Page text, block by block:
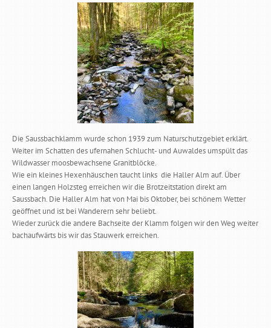
Die Saussbachklamm wurde schon 1939 zum Naturschutzgebiet erklärt.
Weiter im Schatten des ufernahen Schlucht- und Auwaldes umspült das
Wildwasser moosbewachsene Granitblöcke.
Wie ein kleines Hexenhäuschen taucht links die Haller Alm auf. Über
einen langen Holzsteg erreichen wir die Brotzeitstation direkt am
Saussbach. Die Haller Alm hat von Mai bis Oktober, bei schönem Wetter
geöffnet und ist bei Wanderern sehr beliebt.
Wieder zurück die andere Bachseite der Klamm folgen wir den Weg weiter
bachaufwärts bis wir das Stauwerk erreichen.